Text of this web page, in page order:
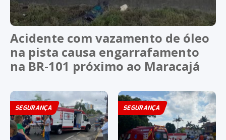
Acidente com vazamento de óleo
na pista causa engarrafamento
na BR-101 próximo ao Maracajá
SEGURANÇA SEGURANÇA